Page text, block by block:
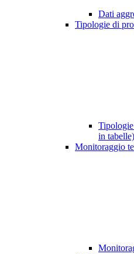
Dati
Tipologie di
in tabelle)
Monitoraggio